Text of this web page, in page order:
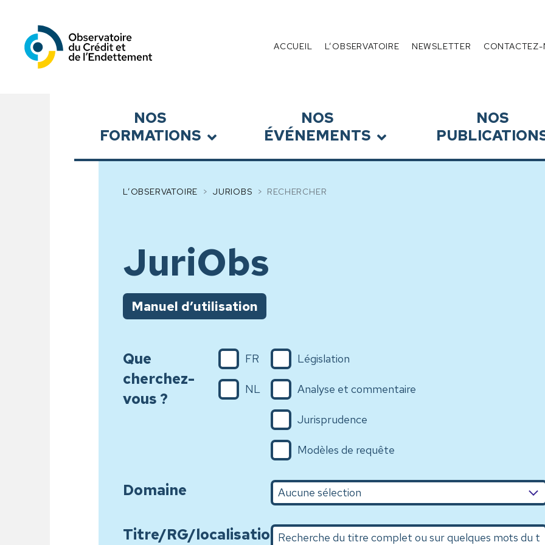
Observatoire du Crédit et de l’Endettement
Menu
ACCUEIL L’OBSERVATOIRE NEWSLETTER
NOS
FORMATIONS
NOS
ÉVÉNEMENTS
NOS
L’OBSERVATOIRE JURIOBS RECHERCHER
JuriObs
Manuel d’utilisation
Que
cherchez-
vous ?
FR
NL
Législation
Analyse et commentaire
Jurisprudence
Modèles de requête
Domaine
Titre/RG/localisationRecherche du titre complet ou sur quelques mots du